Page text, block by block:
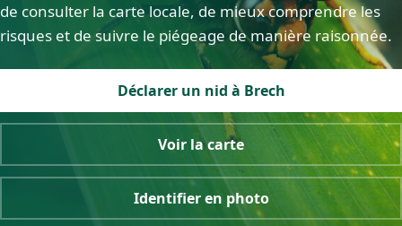
de consulter la carte locale, de mieux comprendre les
risques et de suivre le piégeage de manière raisonnée.
Déclarer un nid à Brech
Voir la carte
Identifier en photo